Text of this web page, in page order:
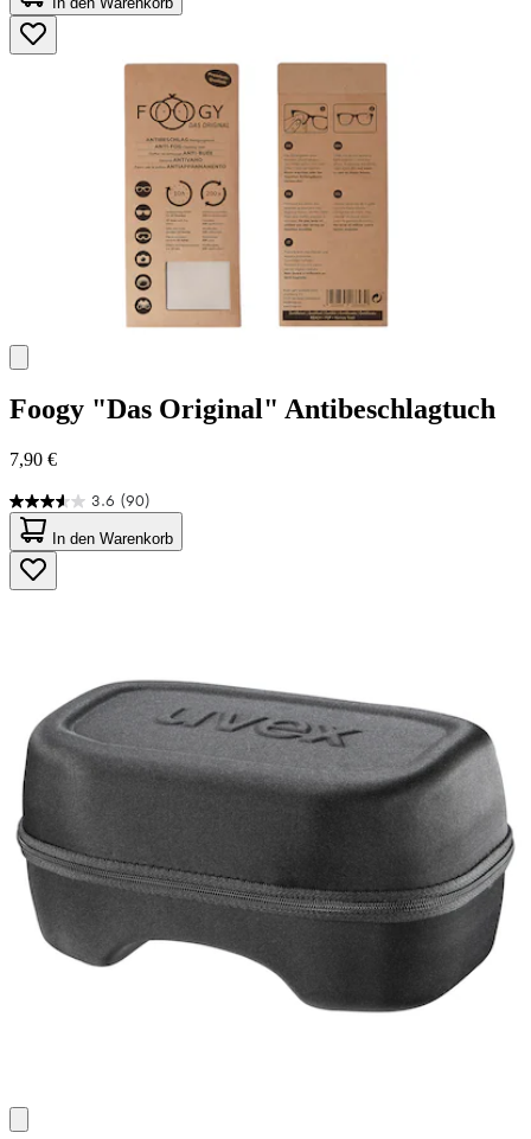
5
Sternen.
125
Foogy "Das Original" Antibeschlagtuch
7,90 €
3.6 (90)
3.6
von
5
Sternen.
90
In den Warenkorb